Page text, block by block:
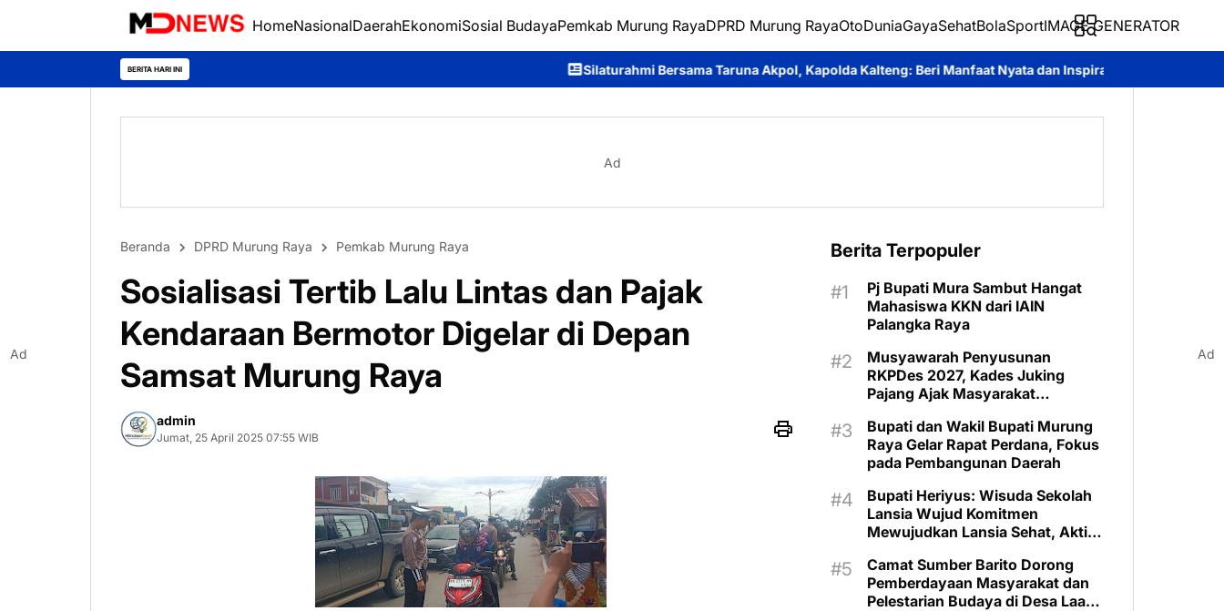
HomeNasionalDaerahEkonomiSosial BudayaPemkab Murung RayaDPRD Murung RayaOtoDuniaGayaSehatBolaSportIMAGE GENERATOR
BERITA HARI INI Silaturahmi Bersama Taruna Akpol, Kapolda Kalteng: Beri Manfaat Nyata dan Inspiratif Bagi Siswa di Sekolah Rakyat
Ad
Beranda DPRD Murung Raya Pemkab Murung Raya
Sosialisasi Tertib Lalu Lintas dan Pajak
Kendaraan Bermotor Digelar di Depan
Samsat Murung Raya
admin
Jumat, 25 April 2025 07:55 WIB
Berita Terpopuler
Pj Bupati Mura Sambut Hangat
Mahasiswa KKN dari IAIN
Palangka Raya
Musyawarah Penyusunan
RKPDes 2027, Kades Juking
Pajang Ajak Masyarakat
Kebutuhan
Bupati dan Wakil Bupati Murung
Raya Gelar Rapat Perdana, Fokus
pada Pembangunan Daerah
Bupati Heriyus: Wisuda Sekolah
Lansia Wujud Komitmen
Mewujudkan Lansia Sehat, Aktif,
Camat Sumber Barito Dorong
Pemberdayaan Masyarakat dan
Pelestarian Budaya di Desa Laas
Ad Ad